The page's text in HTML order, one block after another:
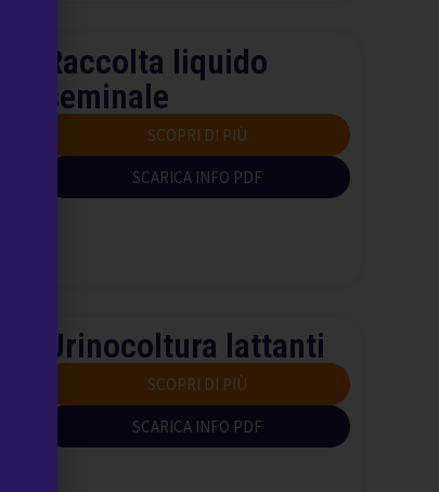
Raccolta liquido
seminale
SCOPRI DI PIÙ
SCARICA INFO PDF
Urinocoltura lattanti
SCOPRI DI PIÙ
SCARICA INFO PDF